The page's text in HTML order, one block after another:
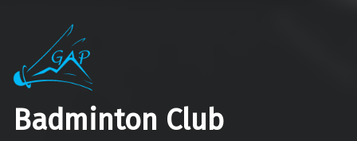
Badminton Club